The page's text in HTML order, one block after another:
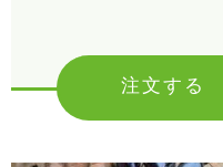
注文する